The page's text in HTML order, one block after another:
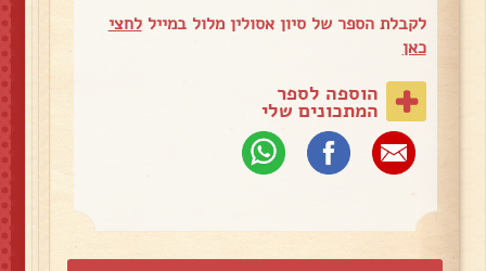
לקבלת הספר של סיון אסולין מלול במייללחצי
כאן
הוספה לספר
המתכונים שלי